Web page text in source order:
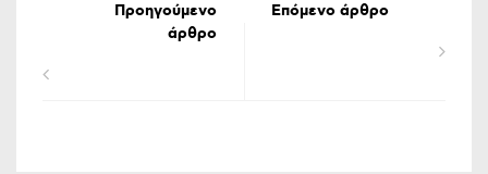
Προηγούμενο
άρθρο
Επόμενο άρθρο